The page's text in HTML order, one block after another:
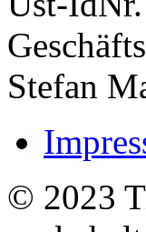
Stefan
© 2023